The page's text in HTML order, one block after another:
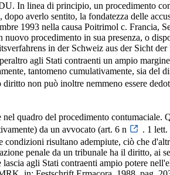
In linea di principio, un procedimento
averlo sentito, la fondatezza delle
1993 nella causa Poitrimol c. Francia,
nuovo procedimento in sua presenza, o
in der Schweiz aus der Sicht
agli Stati contraenti un ampio
tantomeno cumulativamente, sia del
non può inoltre nemmeno essere
quadro del procedimento
da un avvocato (art. 6 n
. 1 lett.
risultano adempiute, ciò che
penale da un tribunale ha il diritto,
agli Stati contraenti ampio potere